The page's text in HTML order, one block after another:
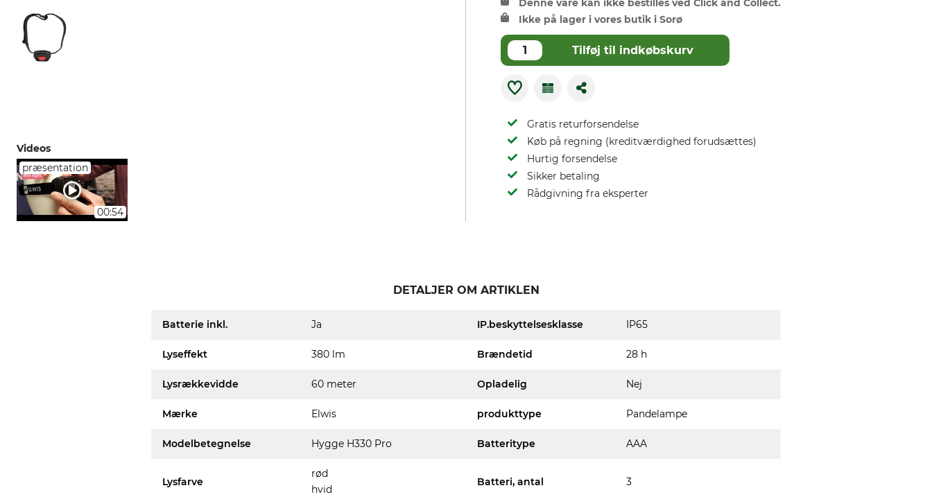
Videos
præsentation
00:54
Denne vare kan ikke bestilles ved Click and Collect.
Ikke på lager i vores butik i Sorø
Tilføj til indkøbskurv
Gratis returforsendelse
Køb på regning (kreditværdighed forudsættes)
Hurtig forsendelse
Sikker betaling
Rådgivning fra eksperter
DETALJER OM ARTIKLEN
Batterie inkl. Ja IP.beskyttelsesklasse IP65
Lyseffekt 380 lm Brændetid 28 h
Lysrækkevidde 60 meter Opladelig Nej
Mærke Elwis produkttype Pandelampe
Modelbetegnelse Hygge H330 Pro Batteritype AAA
Lysfarve
rød
hvid
Batteri, antal 3